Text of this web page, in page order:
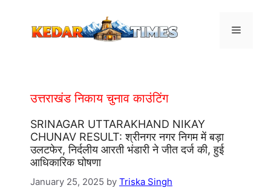
Menu
उत्तराखंड निकाय चुनाव काउंटिंग
SRINAGAR UTTARAKHAND NIKAY
CHUNAV RESULT: श्रीनगर नगर निगम में बड़ा
उलटफेर, निर्दलीय आरती भंडारी ने जीत दर्ज की, हुई
आधिकारिक घोषणा
January 25, 2025 by Triska Singh